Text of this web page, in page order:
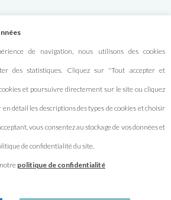
À PROPOS
?
de navigation, nous utilisons des cookies
des statistiques. Cliquez sur "Tout accepter et
et poursuivre directement sur le site ou cliquez
détail les descriptions des types de cookies et choisir
vous consentez au stockage de vos données et
de confidentialité du site.
politique de confidentialité